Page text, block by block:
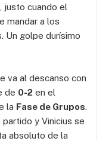
, justo cuando el
mandar a los
Un golpe durísimo
va al descanso con
de 0-2 en el
la Fase de Grupos.
partido y Vinicius se
absoluto de la